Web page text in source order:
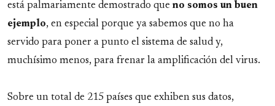
está palmariamente demostrado que no somos un buen
ejemplo, en especial porque ya sabemos que no ha
servido para poner a punto el sistema de salud y,
muchísimo menos, para frenar la amplificación del virus.
Sobre un total de 215 países que exhiben sus datos,